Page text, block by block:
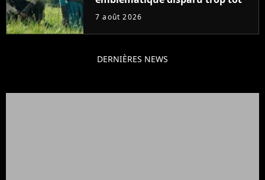
7 août 2026
DERNIÈRES NEWS